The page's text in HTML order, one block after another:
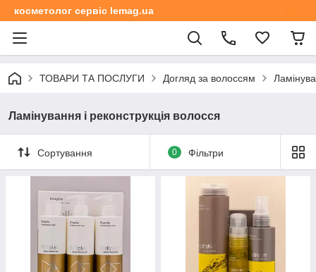
косметолог сервіс lemag.ua
ТОВАРИ ТА ПОСЛУГИ Догляд за волоссям
Ламінування і реконструкція волосся
Сортування 0 Фільтри